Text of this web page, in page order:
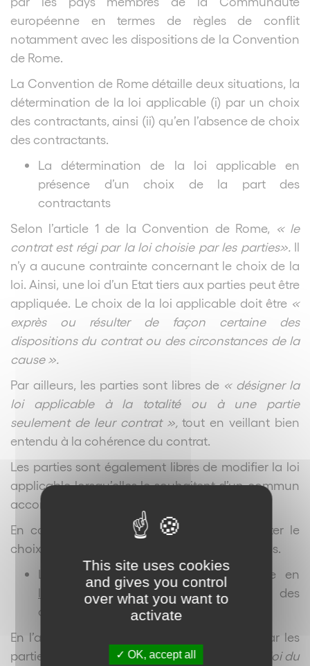
européenne en termes de règles de conflit
notamment avec les dispositions de la Convention
de Rome.
La Convention de Rome détaille deux situations, la
détermination de la loi applicable (i) par un choix
des contractants, ainsi (ii) qu’en l’absence de choix
des contractants.
La détermination de la loi applicable en
présence d’un choix de la part des
contractants
Selon l’article 1 de la Convention de Rome, « le
contrat est régi par la loi choisie par les parties».Il
n’y a aucune contrainte concernant le choix de la
loi. Ainsi, une loi d’un Etat tiers aux parties peut être
appliquée. Le choix de la loi applicable doit être «
exprès ou résulter de façon certaine des
dispositions du contrat ou des circonstances de la
cause ».
Par ailleurs, les parties sont libres de « désigner la
loi applicable à la totalité ou à une partie
seulement de leur contrat »,tout en veillant bien
entendu à la cohérence du contrat.
Les parties sont également libres de modifier la loi
applicable lorsqu’elles le souhaitent d’un commun
accord.
En cas de conflit le juge ne pourra contester le
choix de la loi applicable retenue par les parties.
La détermination de la loi applicable en
l’absenced’un choix de la part des
contractants
En l’absence de choix de la loi applicable par les
parties, le contrat est régi en principe par
« la loi du
This site uses cookies
and gives you control
over what you want to
activate
OK, accept all